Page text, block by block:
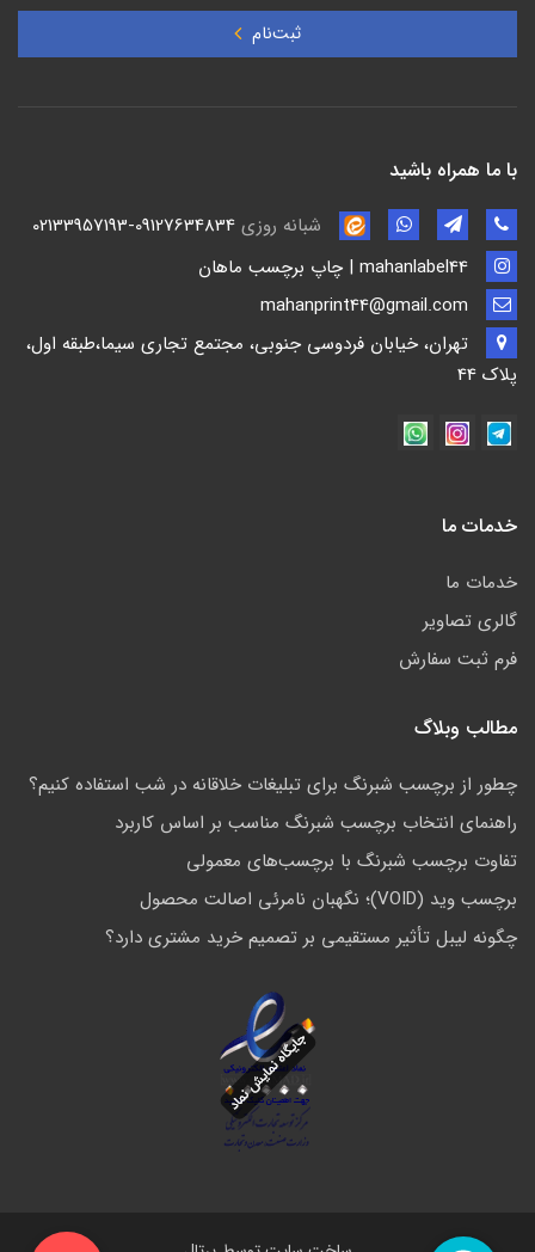
ثبت‌نام
با ما همراه باشید
شبانه روزی
تهران، خیابان فردوسی جنوبی، مجتمع تجاری سیما،طبقه اول،
پلاک 44
خدمات ما
خدمات ما
گالری تصاویر
فرم ثبت سفارش
مطالب وبلاگ
چطور از برچسب شبرنگ برای تبلیغات خلاقانه در شب استفاده کنیم؟
راهنمای انتخاب برچسب شبرنگ مناسب بر اساس کاربرد
تفاوت برچسب شبرنگ با برچسب‌های معمولی
برچسب وید (VOID)؛ نگهبان نامرئی اصالت محصول
چگونه لیبل تأثیر مستقیمی بر تصمیم خرید مشتری دارد؟